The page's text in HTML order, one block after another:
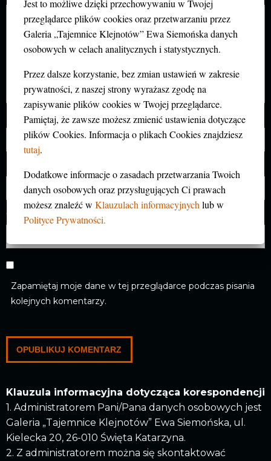
Nazwa*
Witryna internetowa
Zapamiętaj moje dane w tej przeglądarce podczas pisania
kolejnych komentarzy.
Klauzula informacyjna dotycząca korespondencji
1. Administratorem Pani/Pana danych osobowych jest
Galeria „Tajemnice Klejnotów” Ewa Siemońska, ul.
Kielecka 20, 26-010 Święta Katarzyna.
2. Z administratorem można się skontaktować
Jest to możliwe dzięki przechowywaniu w Twojej
przeglądarce plików cookies oraz przetwarzaniu przez
Galeria „Tajemnice Klejnotów” Ewa Siemońska danych
osobowych w celach analitycznych i statystycznych.
Przez dalsze korzystanie, bez zmian ustawień w zakresie
prywatności, z naszej strony wyrażasz zgodę na
zapisywanie plików cookies w Twojej przeglądarce.
Pamiętaj, że zawsze możesz zmienić ustawienia dotyczące
plików Cookies. Informacja o plikach Cookies znajdziesz
tutaj.
Dodatkowe informacje o zasadach przetwarzania Twoich
danych osobowych oraz przysługujących Ci prawach
możesz znaleźć wKlauzulach informacyjnych lub w
Polityce Prywatności.